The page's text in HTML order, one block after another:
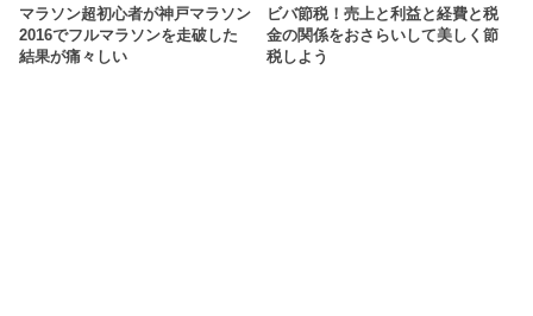
マラソン超初心者が神戸マラソン
2016でフルマラソンを走破した
結果が痛々しい
ビバ節税！売上と利益と経費と税
金の関係をおさらいして美しく節
税しよう